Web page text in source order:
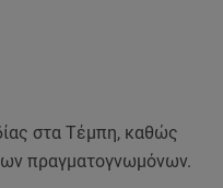
στα Τέμπη, καθώς
πραγματογνωμόνων.